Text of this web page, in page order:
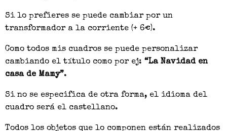
Si lo prefieres se puede cambiar por un
transformador a la corriente (+ 6€).
Como todos mis cuadros se puede personalizar
cambiando el título como por ej: “La Navidad en
casa de Mamy”.
Si no se especifica de otra forma, el idioma del
cuadro será el castellano.
Todos los objetos que lo componen están realizados